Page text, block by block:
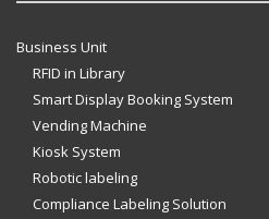
Business Unit
RFID in Library
Smart Display Booking System
Vending Machine
Kiosk System
Robotic labeling
Compliance Labeling Solution